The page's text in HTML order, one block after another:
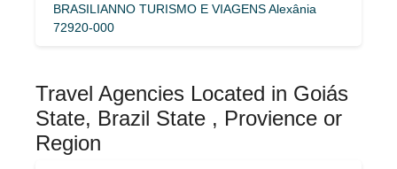
BRASILIANNO TURISMO E VIAGENS Alexânia
72920-000
Travel Agencies Located in Goiás
State, Brazil State , Provience or
Region